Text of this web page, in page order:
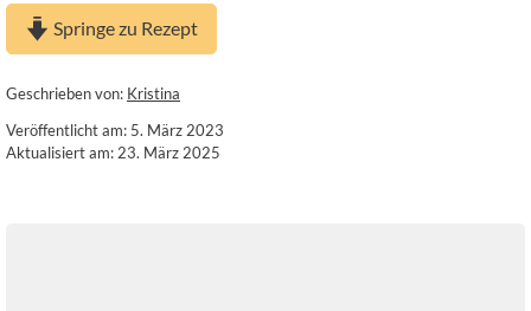
Springe zu Rezept
Geschrieben von: Kristina
Veröffentlicht am: 5. März 2023
Aktualisiert am: 23. März 2025